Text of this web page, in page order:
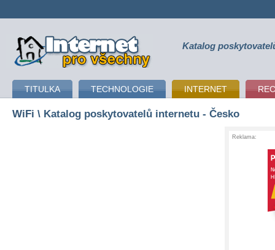
připojení k internetu Katalog
TITULKA TECHNOLOGIE INTERNET
WiFi \ Katalog poskytovatelů internetu - Česko
Reklama: